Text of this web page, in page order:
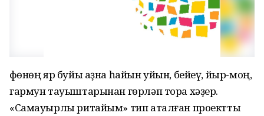
Өфөнөң яр буйы аҙна һайын уйын, бейеү, йыр-моң,
гармун тауыштарынан гөрләп тора хәҙер.
«Самауырлы ритайым» тип аталған проектты